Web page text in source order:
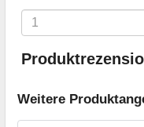
Weitere